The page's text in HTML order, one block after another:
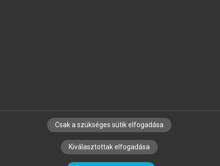
SZERZŐKNEK CÉGEKNEK KÖNYVTÁROSOKNAK
SZERKESZTÉSI ÉS LEKTORÁLÁSI ALAPELVEK
Csak a szükséges sütik elfogadása
Kiválasztottak elfogadása